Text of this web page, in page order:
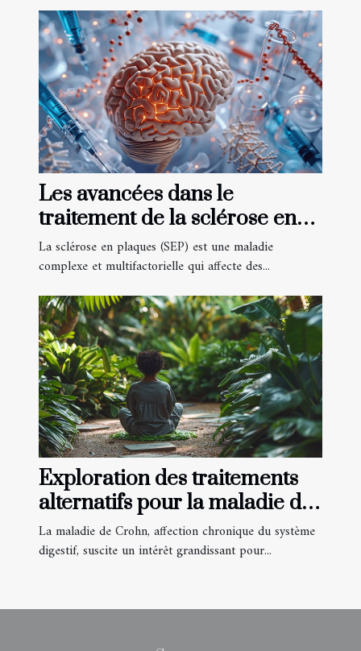
Les avancées dans le
traitement de la sclérose en
plaques perspectives
holistiques et innovations
médicales
La sclérose en plaques (SEP) est une maladie
complexe et multifactorielle qui affecte des...
Exploration des traitements
alternatifs pour la maladie de
Crohn
La maladie de Crohn, affection chronique du système
digestif, suscite un intérêt grandissant pour...